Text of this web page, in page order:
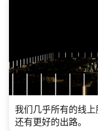
我们几乎所有的线
还有更好的出路。